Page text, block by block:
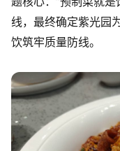
线，最终确定紫光园
饮筑牢质量防线。​